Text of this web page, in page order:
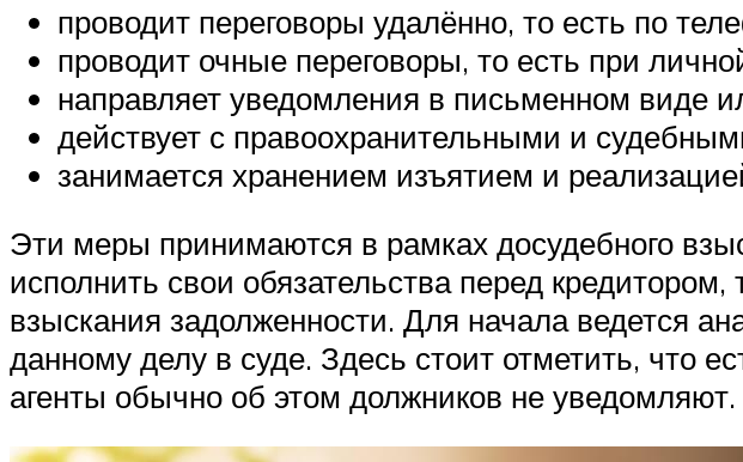
проводит переговоры удалённо, то есть по
проводит очные переговоры, то есть при
направляет уведомления в письменном виде
действует с правоохранительными и
занимается хранением изъятием и
Эти меры принимаются в рамках досудебного
исполнить свои обязательства перед
взыскания задолженности. Для начала ведется
данному делу в суде. Здесь стоит отметить, что
агенты обычно об этом должников не уведомляют.